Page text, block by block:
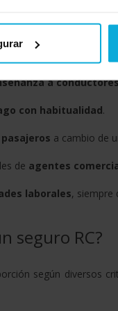
tipo de seguro si se
a
con habitualidad.
a cambio de
de agentes
laborales, siempre
seguro RC?
según diversos